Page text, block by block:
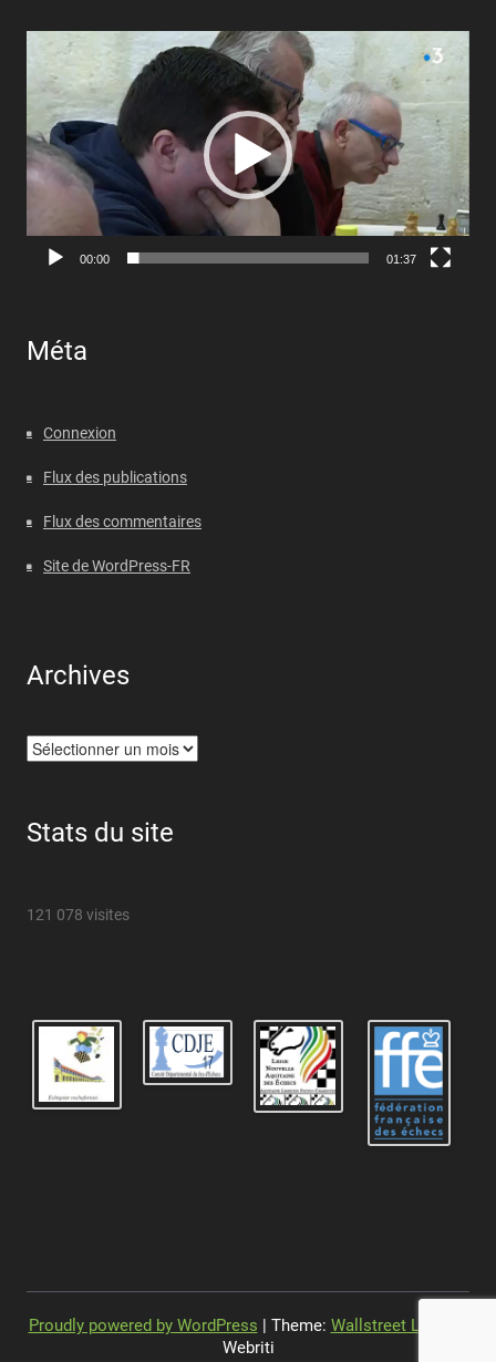
Lecteur
vidéo
00:00 01:37
Méta
Connexion
Flux des publications
Flux des commentaires
Site de WordPress-FR
Archives
Archives
Stats du site
121 078 visites
Proudly powered by WordPress | Theme: Wallstreet Light
Webriti